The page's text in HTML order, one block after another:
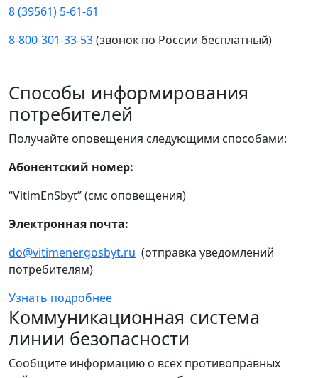
8 (39561) 5-61-61
8-800-301-33-53(звонок по России бесплатный)
Способы информирования
потребителей
Получайте оповещения следующими способами:
Абонентский номер:
“VitimEnSbyt” (смс оповещения)
Электронная почта:
do@vitimenergosbyt.ru (отправка уведомлений
потребителям)
Узнать подробнее
Коммуникационная система
линии безопасности
Сообщите информацию о всех противоправных